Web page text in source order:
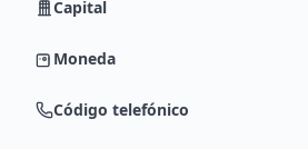
Capital
Moneda
Código telefónico